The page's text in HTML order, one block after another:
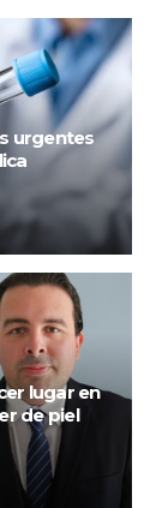
urgentes
lugar en
de piel